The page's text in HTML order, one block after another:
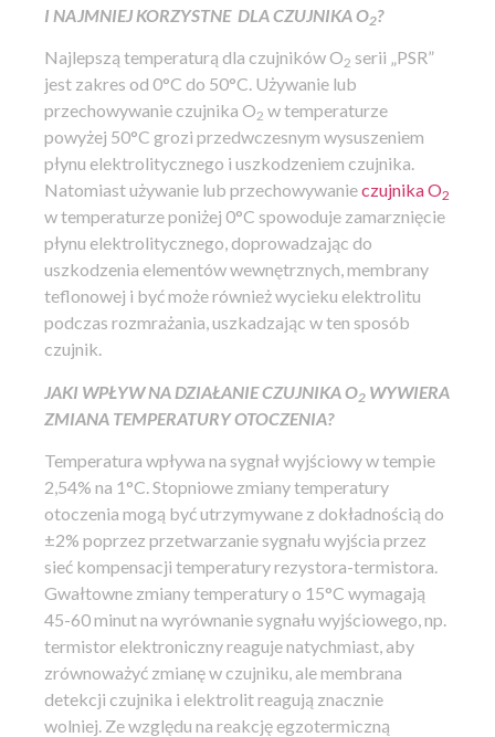
I NAJMNIEJ KORZYSTNE DLA CZUJNIKA O2?
Najlepszą temperaturą dla czujników O2 serii „PSR”
jest zakres od 0°C do 50°C. Używanie lub
przechowywanie czujnika O2 w temperaturze
powyżej 50°C grozi przedwczesnym wysuszeniem
płynu elektrolitycznego i uszkodzeniem czujnika.
Natomiast używanie lub przechowywanieczujnika O2
w temperaturze poniżej 0°C spowoduje zamarznięcie
płynu elektrolitycznego, doprowadzając do
uszkodzenia elementów wewnętrznych, membrany
teflonowej i być może również wycieku elektrolitu
podczas rozmrażania, uszkadzając w ten sposób
czujnik.
JAKI WPŁYW NA DZIAŁANIE CZUJNIKA O2 WYWIERA
ZMIANA TEMPERATURY OTOCZENIA?
Temperatura wpływa na sygnał wyjściowy w tempie
2,54% na 1°C. Stopniowe zmiany temperatury
otoczenia mogą być utrzymywane z dokładnością do
±2% poprzez przetwarzanie sygnału wyjścia przez
sieć kompensacji temperatury rezystora-termistora.
Gwałtowne zmiany temperatury o 15°C wymagają
45-60 minut na wyrównanie sygnału wyjściowego, np.
termistor elektroniczny reaguje natychmiast, aby
zrównoważyć zmianę w czujniku, ale membrana
detekcji czujnika i elektrolit reagują znacznie
wolniej. Ze względu na reakcję egzotermiczną